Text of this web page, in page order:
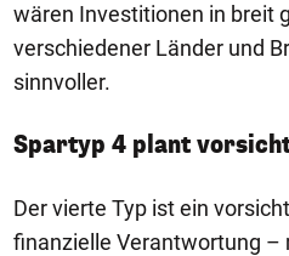
wären Investitionen in breit
verschiedener Länder und
sinnvoller.
Spartyp 4 plant
Der vierte Typ ist ein
finanzielle Verantwortung –